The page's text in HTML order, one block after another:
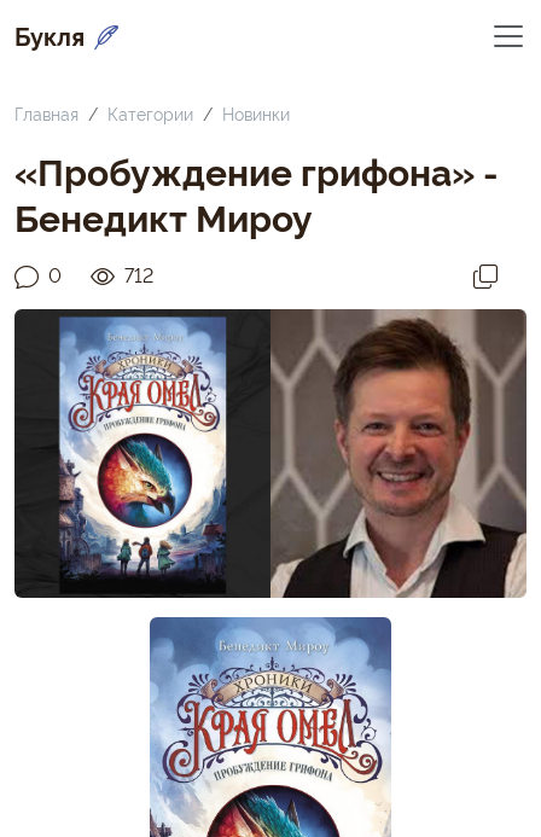
Букля
Главная Категории Новинки
«Пробуждение грифона» -
Бенедикт Мироу
0 712